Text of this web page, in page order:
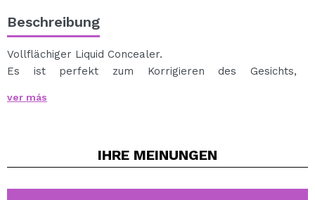
Beschreibung
Vollflächiger Liquid Concealer.
Es ist perfekt zum Korrigieren des Gesichts,
Erhältlich in verschiedenen Farben, so dass Sie
ver más
IHRE MEINUNGEN